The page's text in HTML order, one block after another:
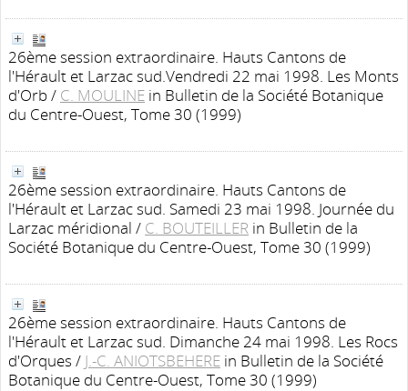
26ème session extraordinaire. Hauts Cantons de
l'Hérault et Larzac sud.Vendredi 22 mai 1998. Les Monts
d'Orb/ C. MOULINE in Bulletin de la Société Botanique
du Centre-Ouest, Tome 30 (1999)
26ème session extraordinaire. Hauts Cantons de
l'Hérault et Larzac sud. Samedi 23 mai 1998. Journée du
Larzac méridional / C. BOUTEILLER in Bulletin de la
Société Botanique du Centre-Ouest, Tome 30 (1999)
26ème session extraordinaire. Hauts Cantons de
l'Hérault et Larzac sud. Dimanche 24 mai 1998. Les Rocs
d'Orques / J.-C. ANIOTSBEHERE in Bulletin de la Société
Botanique du Centre-Ouest, Tome 30 (1999)